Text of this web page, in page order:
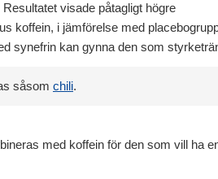
visade påtagligt högre
koffein, i jämförelse med
synefrin kan gynna den som
såsom chili.
med koffein för den som vill ha